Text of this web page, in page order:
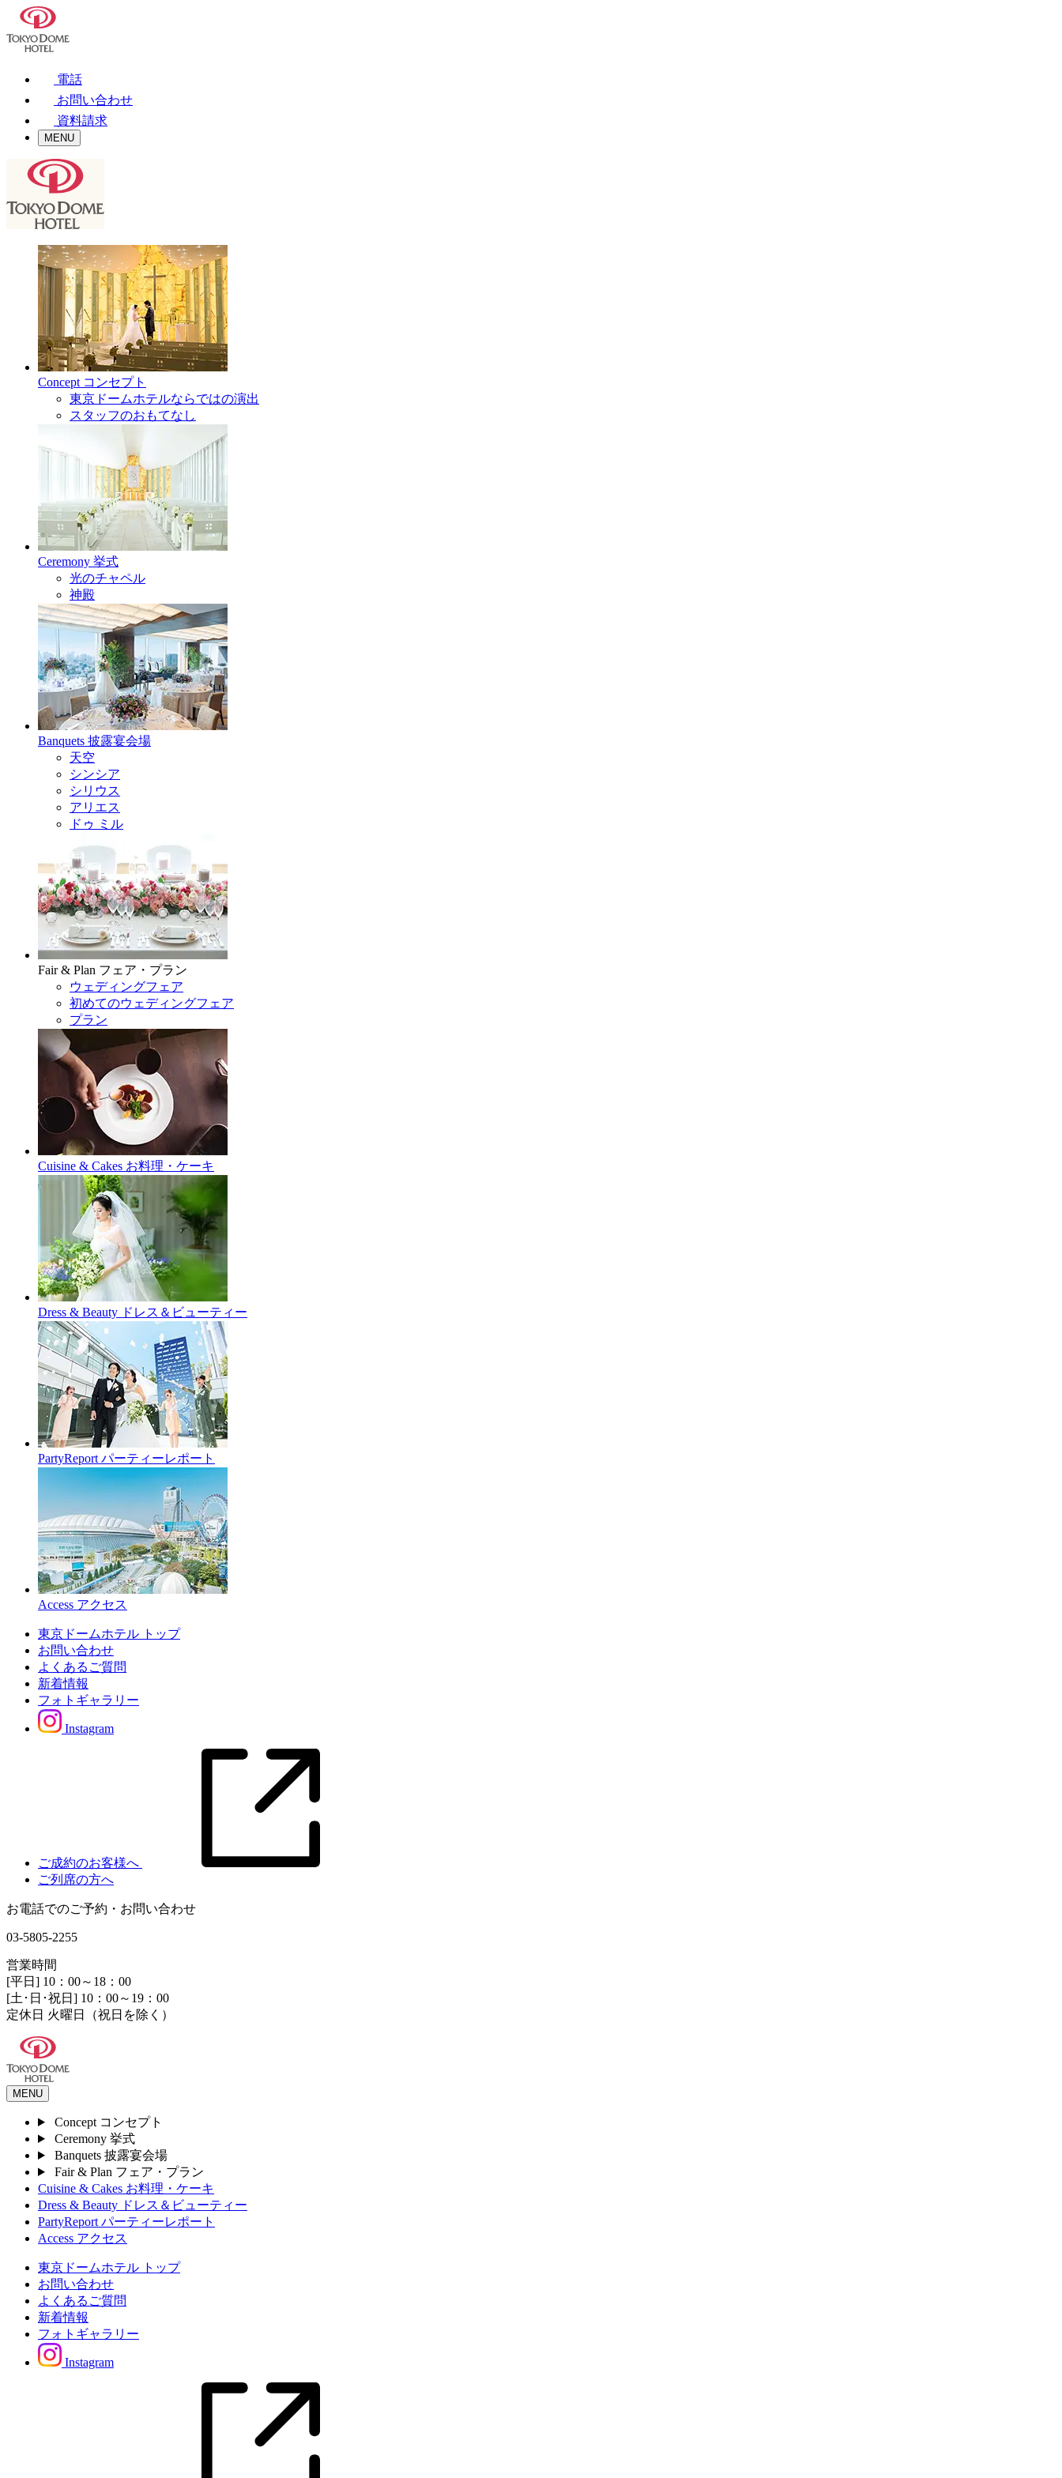
電話
お問い合わせ
資料請求
MENU
Concept コンセプト
東京ドームホテルならではの演出
スタッフのおもてなし
Ceremony 挙式
光のチャペル
神殿
Banquets 披露宴会場
天空
シンシア
シリウス
アリエス
ドゥ ミル
Fair & Plan フェア・プラン
ウェディングフェア
初めてのウェディングフェア
プラン
Cuisine & Cakes お料理・ケーキ
Dress & Beauty ドレス＆ビューティー
PartyReport パーティーレポート
Access アクセス
東京ドームホテル トップ
お問い合わせ
よくあるご質問
新着情報
フォトギャラリー
Instagram
ご成約のお客様へ
ご列席の方へ
お電話でのご予約・お問い合わせ
03-5805-2255
営業時間
[平日] 10：00～18：00
[土･日･祝日] 10：00～19：00
定休日 火曜日（祝日を除く）
MENU
Concept コンセプト
Ceremony 挙式
Banquets 披露宴会場
Fair & Plan フェア・プラン
Cuisine & Cakes お料理・ケーキ
Dress & Beauty ドレス＆ビューティー
PartyReport パーティーレポート
Access アクセス
東京ドームホテル トップ
お問い合わせ
よくあるご質問
新着情報
フォトギャラリー
Instagram